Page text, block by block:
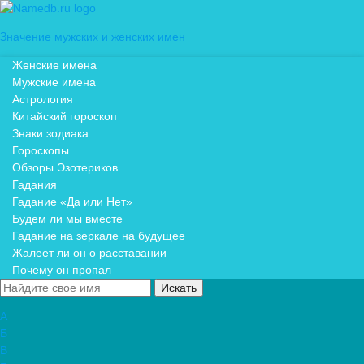
Значение мужских и женских имен
Женские имена
Мужские имена
Астрология
Китайский гороскоп
Знаки зодиака
Гороскопы
Обзоры Эзотериков
Гадания
Гадание «Да или Нет»
Будем ли мы вместе
Гадание на зеркале на будущее
Жалеет ли он о расставании
Почему он пропал
А
Б
В